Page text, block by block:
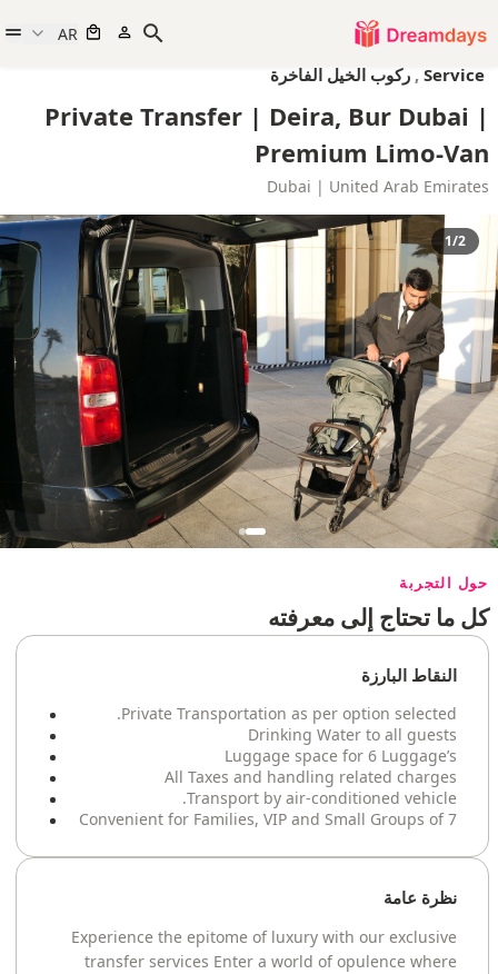
AR
Service
, ركوب الخيل الفاخرة
Private Transfer | Deira, Bur Dubai |
Premium Limo-Van
Dubai | United Arab Emirates
1/2
حول التجربة
كل ما تحتاج إلى معرفته
النقاط البارزة
Private Transportation as per option selected.
Drinking Water to all guests
Luggage space for 6 Luggage’s
All Taxes and handling related charges
Transport by air-conditioned vehicle.
Convenient for Families, VIP and Small Groups of 7
نظرة عامة
Experience the epitome of luxury with our exclusive
transfer services Enter a world of opulence where